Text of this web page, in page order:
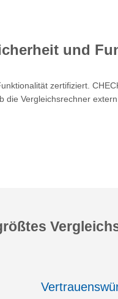
und
zertifiziert.
Vergleichsrechner